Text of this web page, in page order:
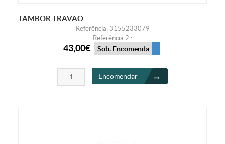
TAMBOR TRAVAO
Referência: 3155233079
Referência 2 :
43,00€ Sob. Encomenda
Encomendar